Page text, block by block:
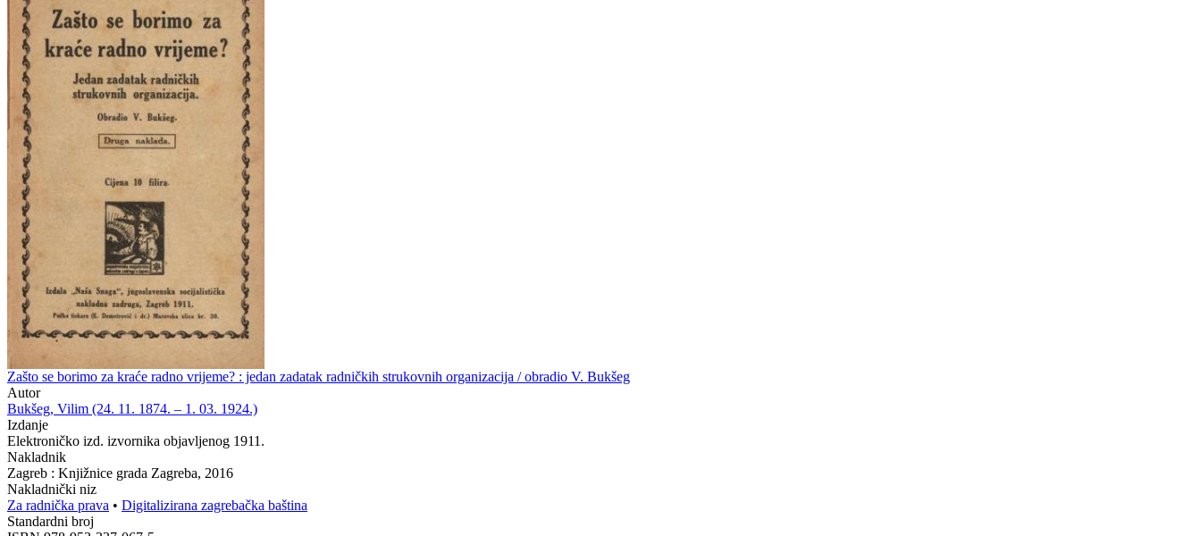
Zašto se borimo za kraće radno vrijeme? : jedan zadatak radničkih strukovnih organizacija / obradio V. Bukšeg
Autor
Bukšeg, Vilim (24. 11. 1874. – 1. 03. 1924.)
Izdanje
Elektroničko izd. izvornika objavljenog 1911.
Nakladnik
Zagreb : Knjižnice grada Zagreba, 2016
Nakladnički niz
Za radnička prava • Digitalizirana zagrebačka baština
Standardni broj